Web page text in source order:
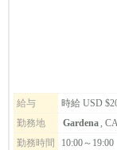
給与
時給 USD
勤務地
Gardena,
勤務時間
10:00～19:00